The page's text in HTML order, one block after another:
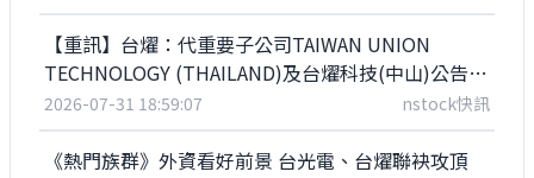
【重訊】台燿：代重要子公司TAIWAN UNION
TECHNOLOGY (THAILAND)及台燿科技(中山)公告取
得供營業用之機器設備
2026-07-31 18:59:07 nstock快訊
《熱門族群》外資看好前景 台光電、台燿聯袂攻頂